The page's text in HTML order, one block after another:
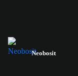
Neobosit